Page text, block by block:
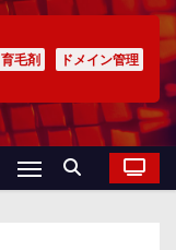
育毛剤
ドメイン管理